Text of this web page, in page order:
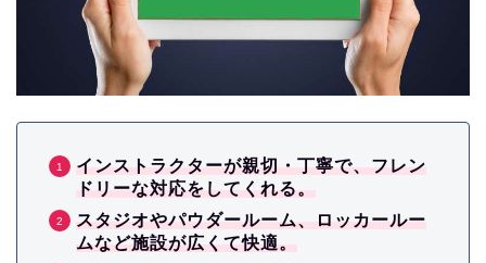
インストラクターが親切・丁寧で、フレン
ドリーな対応をしてくれる。
スタジオやパウダールーム、ロッカールー
ムなど施設が広くて快適。